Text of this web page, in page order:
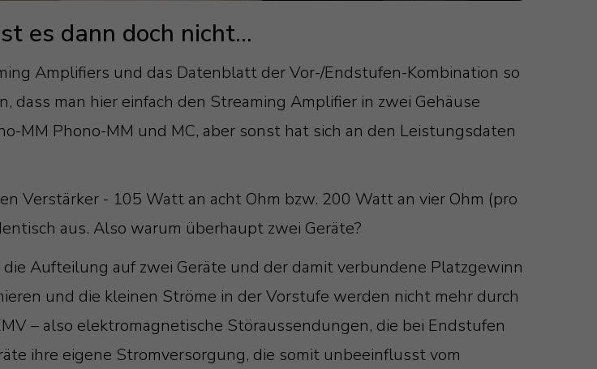
es dann doch nicht...
Amplifiers und das Datenblatt der Vor-/Endstufen-Kombination so
dass man hier einfach den Streaming Amplifier in zwei Gehäuse
MM Phono-MM und MC, aber sonst hat sich an den Leistungsdaten
Verstärker - 105 Watt an acht Ohm bzw. 200 Watt an vier Ohm (pro
aus. Also warum überhaupt zwei Geräte?
Aufteilung auf zwei Geräte und der damit verbundene Platzgewinn
und die kleinen Ströme in der Vorstufe werden nicht mehr durch
– also elektromagnetische Störaussendungen, die bei Endstufen
ihre eigene Stromversorgung, die somit unbeeinflusst vom